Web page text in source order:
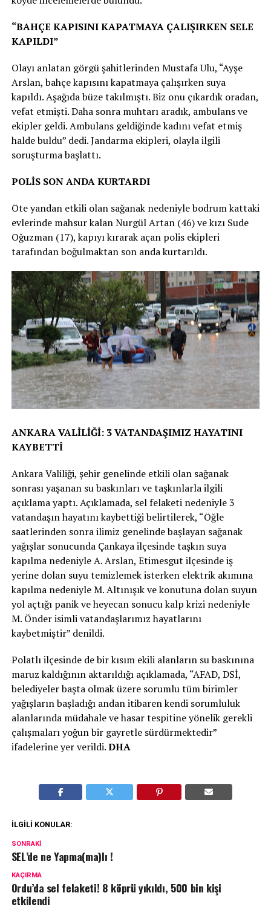
“BAHÇE KAPISINI KAPATMAYA ÇALIŞIRKEN SELE
KAPILDI”
Olayı anlatan görgü şahitlerinden Mustafa Ulu, “Ayşe
Arslan, bahçe kapısını kapatmaya çalışırken suya
kapıldı. Aşağıda büze takılmıştı. Biz onu çıkardık oradan,
vefat etmişti. Daha sonra muhtarı aradık, ambulans ve
ekipler geldi. Ambulans geldiğinde kadını vefat etmiş
halde buldu” dedi. Jandarma ekipleri, olayla ilgili
soruşturma başlattı.
POLİS SON ANDA KURTARDI
Öte yandan etkili olan sağanak nedeniyle bodrum kattaki
evlerinde mahsur kalan Nurgül Artan (46) ve kızı Sude
Oğuzman (17), kapıyı kırarak açan polis ekipleri
tarafından boğulmaktan son anda kurtarıldı.
ANKARA VALİLİĞİ: 3 VATANDAŞIMIZ HAYATINI
KAYBETTİ
Ankara Valiliği, şehir genelinde etkili olan sağanak
sonrası yaşanan su baskınları ve taşkınlarla ilgili
açıklama yaptı. Açıklamada, sel felaketi nedeniyle 3
vatandaşın hayatını kaybettiği belirtilerek, “Öğle
saatlerinden sonra ilimiz genelinde başlayan sağanak
yağışlar sonucunda Çankaya ilçesinde taşkın suya
kapılma nedeniyle A. Arslan, Etimesgut ilçesinde iş
yerine dolan suyu temizlemek isterken elektrik akımına
kapılma nedeniyle M. Altınışık ve konutuna dolan suyun
yol açtığı panik ve heyecan sonucu kalp krizi nedeniyle
M. Önder isimli vatandaşlarımız hayatlarını
kaybetmiştir” denildi.
Polatlı ilçesinde de bir kısım ekili alanların su baskınına
maruz kaldığının aktarıldığı açıklamada, “AFAD, DSİ,
belediyeler başta olmak üzere sorumlu tüm birimler
yağışların başladığı andan itibaren kendi sorumluluk
alanlarında müdahale ve hasar tespitine yönelik gerekli
çalışmaları yoğun bir gayretle sürdürmektedir”
ifadelerine yer verildi.DHA
İLGILI KONULAR:
SONRAKI
SEL’de ne Yapma(ma)lı !
KAÇIRMA
Ordu’da sel felaketi! 8 köprü yıkıldı, 500 bin kişi
etkilendi